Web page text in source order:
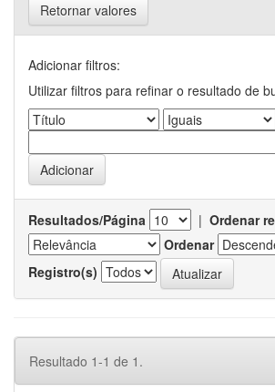
Retornar valores
Adicionar filtros:
Utilizar filtros para refinar o resultado de
Resultados/Página | Ordenar
Ordenar
Registro(s)
Resultado 1-1 de 1.